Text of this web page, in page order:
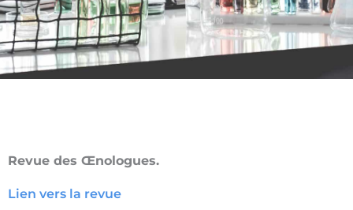
Revue des Œnologues.
Lien vers la revue